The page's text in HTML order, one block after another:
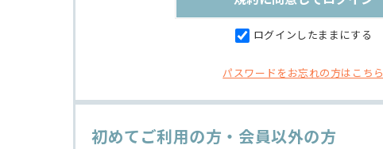
ログインしたままにする
パスワードをお忘れの方はこちら
初めてご利用の方・会員以外の方